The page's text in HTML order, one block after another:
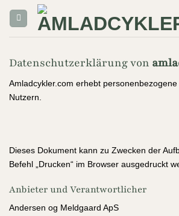
Inhalt
Datenschutzerklärung von
Amladcykler.com erhebt
Nutzern.
Dieses Dokument kann zu Zwecken der
Befehl „Drucken“ im Browser ausgedruckt
Anbieter und Verantwortlicher
Andersen og Meldgaard ApS